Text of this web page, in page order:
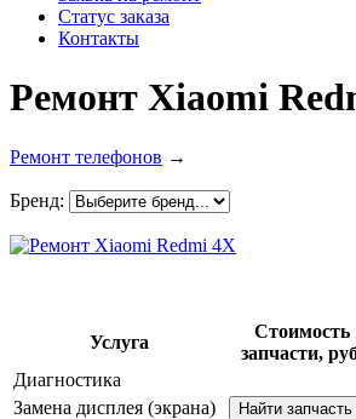
Статус заказа
Контакты
Ремонт Xiaomi
Ремонт телефонов →
Бренд:
Услуга
Стоимость
запчасти,
Диагностика
Замена дисплея (экрана)